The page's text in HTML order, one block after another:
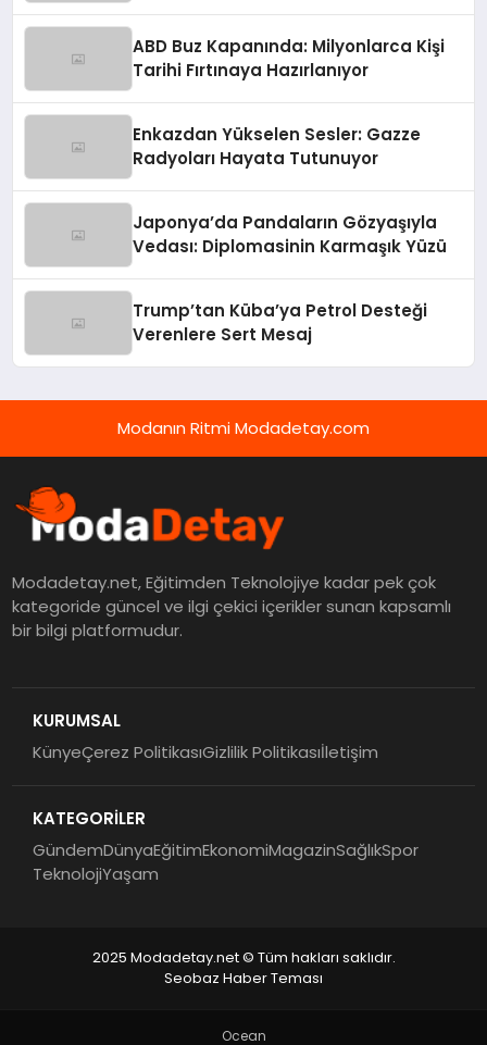
ABD Buz Kapanında: Milyonlarca Kişi
Tarihi Fırtınaya Hazırlanıyor
Enkazdan Yükselen Sesler: Gazze
Radyoları Hayata Tutunuyor
Japonya’da Pandaların Gözyaşıyla
Vedası: Diplomasinin Karmaşık Yüzü
Trump’tan Küba’ya Petrol Desteği
Verenlere Sert Mesaj
Modanın Ritmi Modadetay.com
Modadetay.net, Eğitimden Teknolojiye kadar pek çok
kategoride güncel ve ilgi çekici içerikler sunan kapsamlı
bir bilgi platformudur.
KURUMSAL
KünyeÇerez PolitikasıGizlilik Politikasıİletişim
KATEGORİLER
GündemDünyaEğitimEkonomiMagazinSağlıkSpor
TeknolojiYaşam
2025 Modadetay.net © Tüm hakları saklıdır.
Seobaz Haber Teması
Ocean